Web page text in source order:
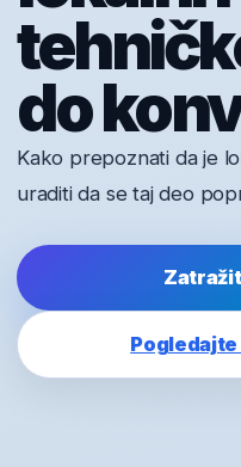
do
Kako prepoznati da je
uraditi da se taj deo
Pogledajte